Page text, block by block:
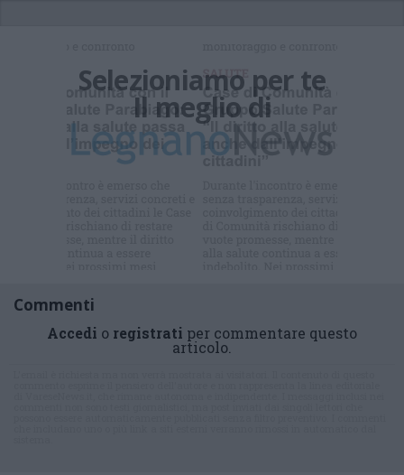
Selezioniamo per te
Il meglio di
Commenti
Accedi o registrati per commentare questo
articolo.